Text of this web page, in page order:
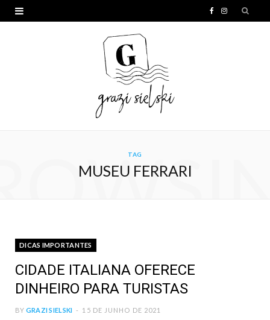
I
TAG
MUSEU FERRARI
DICAS IMPORTANTES
CIDADE ITALIANA OFERECE
DINHEIRO PARA TURISTAS
BY GRAZI SIELSKI 15 DE JUNHO DE 2021